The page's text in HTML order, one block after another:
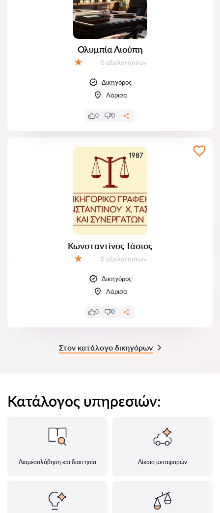
Ολυμπία Λιούπη
Αξιολογήσεις:
0 αξιολογήσεων
Δικηγόρος
Λάρισα
0 0
Κωνσταντίνος Τάσιος
Αξιολογήσεις:
0 αξιολογήσεων
Δικηγόρος
Λάρισα
0 0
Στον κατάλογο δικηγόρων
Κατάλογος υπηρεσιών:
Διαμεσολάβηση και διαιτησία Δίκαιο μεταφορών